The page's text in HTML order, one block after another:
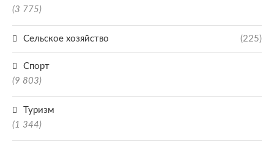
(3 775)
Сельское хозяйство (225)
Спорт
(9 803)
Туризм
(1 344)